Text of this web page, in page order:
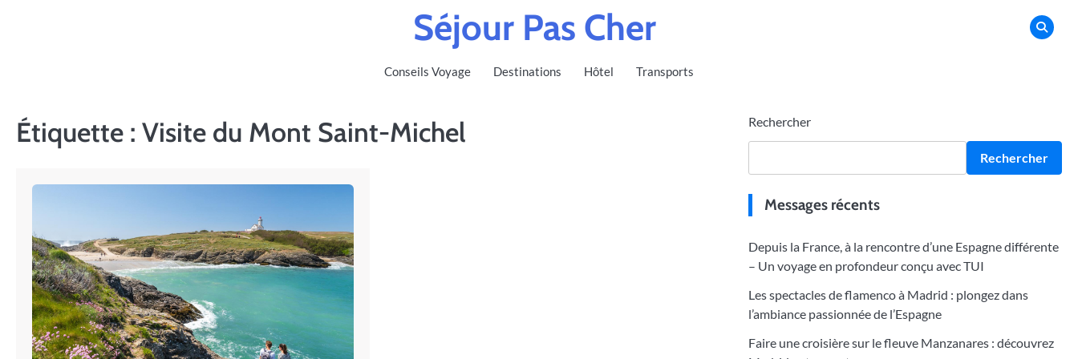
Séjour Pas Cher
Conseils Voyage Destinations Hôtel Transports
Étiquette : Visite du Mont Saint-Michel Rechercher
Rechercher
Messages récents
Depuis la France, à la rencontre d’une Espagne différente
– Un voyage en profondeur conçu avec TUI
Les spectacles de flamenco à Madrid : plongez dans
l’ambiance passionnée de l’Espagne
Faire une croisière sur le fleuve Manzanares : découvrez